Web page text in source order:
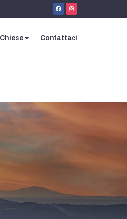
Chiese Contattaci